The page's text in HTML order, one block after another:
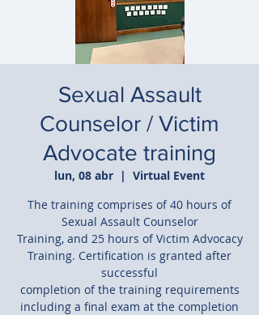
Sexual Assault
Counselor / Victim
Advocate training
lun, 08 abr
  |
Virtual Event
The training comprises of 40 hours of
Sexual Assault Counselor
Training, and 25 hours of Victim Advocacy
Training. Certification is granted after
successful
completion of the training requirements
including a final exam at the completion